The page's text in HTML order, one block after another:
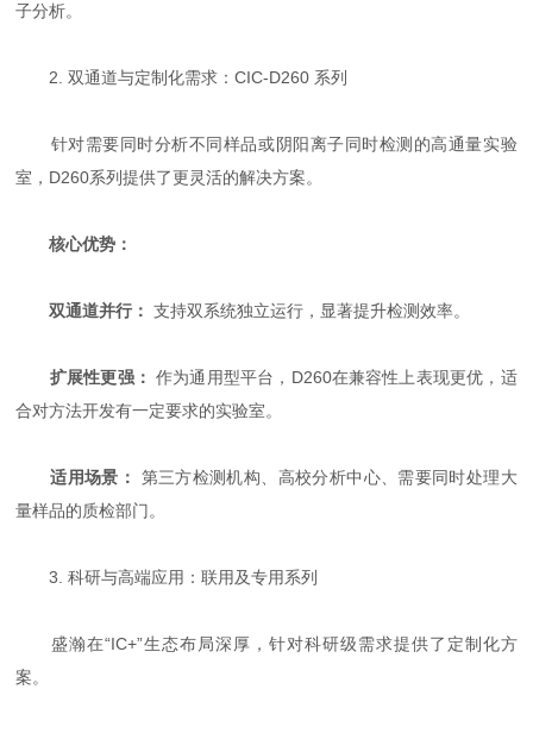
子分析。
2. 双通道与定制化需求：CIC-D260 系列
针对需要同时分析不同样品或阴阳离子同时检测的高通量实验
室，D260系列提供了更灵活的解决方案。
核心优势：
双通道并行： ​ 支持双系统独立运行，显著提升检测效率。
扩展性更强： ​ 作为通用型平台，D260在兼容性上表现更优，适
合对方法开发有一定要求的实验室。
适用场景：
​ 第三方检测机构、高校分析中心、需要同时处理大
量样品的质检部门。
3. 科研与高端应用：联用及专用系列
盛瀚在“IC+”生态布局深厚，针对科研级需求提供了定制化方
案。